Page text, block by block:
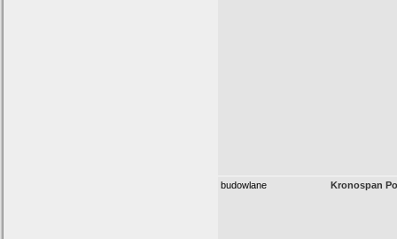
budowlane Kronospan